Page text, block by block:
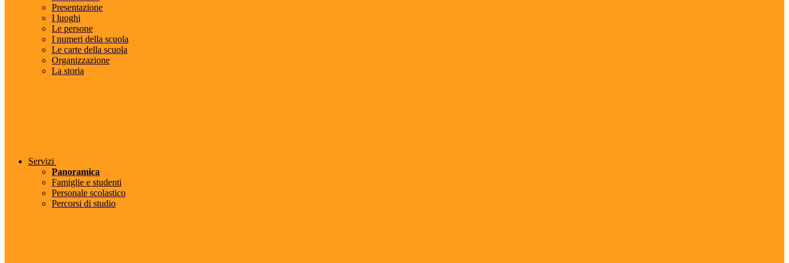
Presentazione
I luoghi
Le persone
I numeri della scuola
Le carte della scuola
Organizzazione
La storia
Servizi
Panoramica
Famiglie e studenti
Personale scolastico
Percorsi di studio